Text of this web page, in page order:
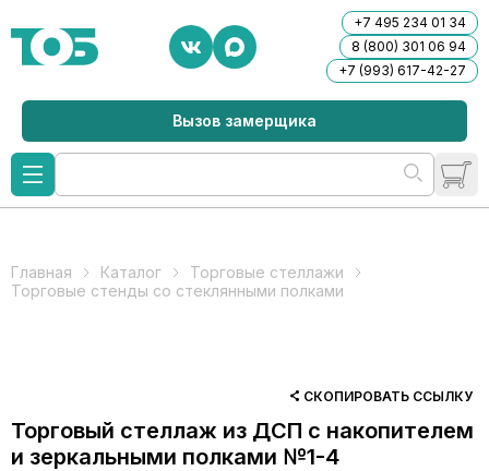
+7 495 234 01 34
8 (800) 301 06 94
+7 (993) 617-42-27
Вызов замерщика
Главная Каталог
Торговые стеллажи
Торговые стенды со стеклянными полками
СКОПИРОВАТЬ ССЫЛКУ
Торговый стеллаж из ДСП с накопителем
и зеркальными полками №1-4